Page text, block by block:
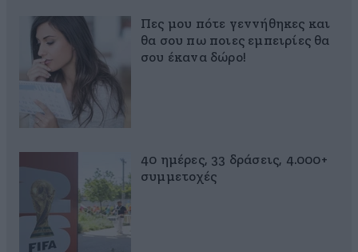
Πες μου πότε γεννήθηκες και
θα σου πω ποιες εμπειρίες θα
σου έκανα δώρο!
40 ημέρες, 33 δράσεις, 4.000+
συμμετοχές